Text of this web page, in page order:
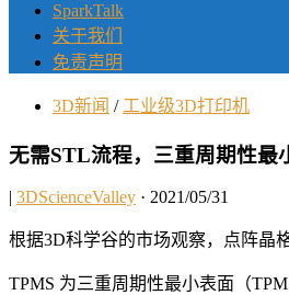
SparkTalk
关于我们
免责声明
3D新闻 / 工业级3D打印机
无需STL流程，三重周期性最
| 3DScienceValley · 2021/05/31
根据3D科学谷的市场观察，点阵晶
TPMS 为三重周期性最小表面（